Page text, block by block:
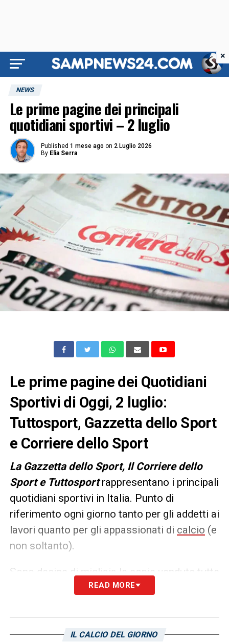
NEWS
Le prime pagine dei principali
quotidiani sportivi – 2 luglio
Published 1 mese ago on 2 Luglio 2026
By Elia Serra
Le prime pagine dei Quotidiani
Sportivi di Oggi, 2 luglio:
Tuttosport, Gazzetta dello Sport
e Corriere dello Sport
La Gazzetta dello Sport, Il Corriere dello
Sport e Tuttosportrappresentano i principali
quotidiani sportivi in Italia. Punto di
riferimento ogni giorno tanto per gli addetti ai
lavori quanto per gli appassionati di calcio (e
non soltanto).
Sono decine di migliaia le copie vendute tutte
le mattine in edicola, ma un’anteprima dei
già dalla sera precedente. Ecco, allora, le
prime pagine deiQuotidiani Sportividioggi
READ MORE
IL CALCIO DEL GIORNO
×